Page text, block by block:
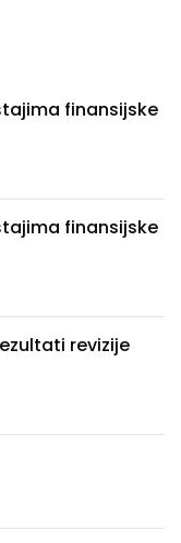
finansijske
finansijske
revizije